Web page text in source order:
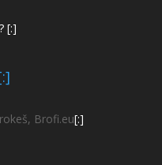
? [:]
Brofi.eu[:]